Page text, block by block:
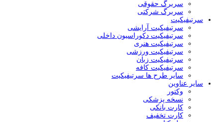
سربرگ حقوقی
سربرگ شرکتی
سرتیفیکیت
سرتیفیکیت آرایشی
سرتیفیکیت دکوراسیون داخلی
سرتیفیکیت هنری
سرتیفیکیت ورزشی
سرتیفیکیت زبان
سرتیفیکیت کافه
سایر طرح ها سرتیفیکیت
سایر عناوین
وکتور
نسخه پزشکی
کارت بانکی
کارت تخفیف